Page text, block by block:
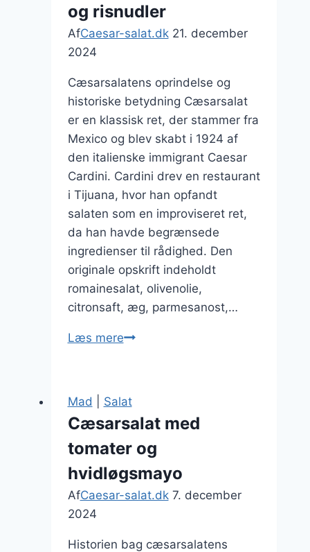
og risnudler
AfCaesar-salat.dk 21. december
2024
Cæsarsalatens oprindelse og
historiske betydning Cæsarsalat
er en klassisk ret, der stammer fra
Mexico og blev skabt i 1924 af
den italienske immigrant Caesar
Cardini. Cardini drev en restaurant
i Tijuana, hvor han opfandt
salaten som en improviseret ret,
da han havde begrænsede
ingredienser til rådighed. Den
originale opskrift indeholdt
romainesalat, olivenolie,
citronsaft, æg, parmesanost,…
Læs mereCæsarsalat
risnudler
Mad Salat
Cæsarsalat med
tomater og
hvidløgsmayo
AfCaesar-salat.dk 7. december
2024
Historien bag cæsarsalatens